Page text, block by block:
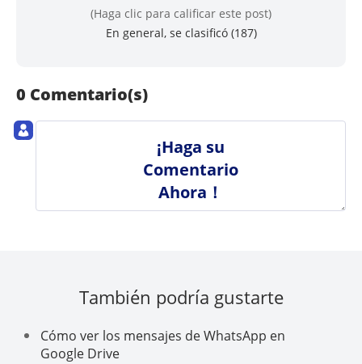
(Haga clic para calificar este post)
En general, se clasificó (187)
0 Comentario(s)
¡Haga su
Comentario
Ahora！
También podría gustarte
Cómo ver los mensajes de WhatsApp en
Google Drive